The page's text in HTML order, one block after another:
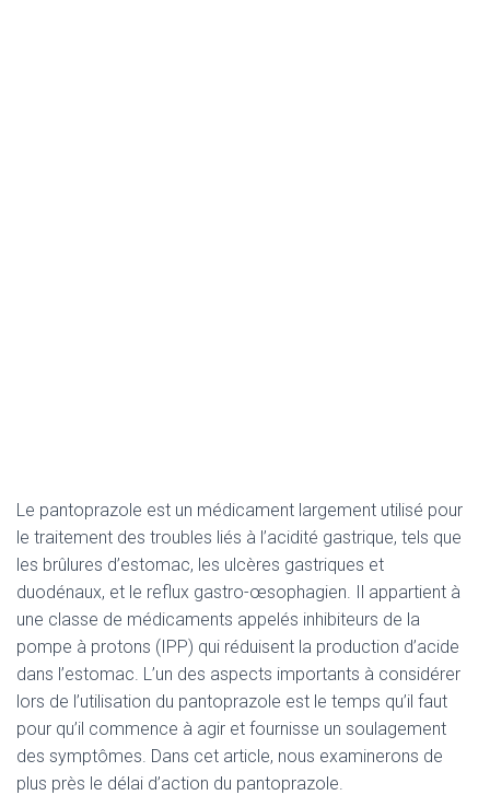
Le pantoprazole est un médicament largement utilisé pour
le traitement des troubles liés à l’acidité gastrique, tels que
les brûlures d’estomac, les ulcères gastriques et
duodénaux, et le reflux gastro-œsophagien. Il appartient à
une classe de médicaments appelés inhibiteurs de la
pompe à protons (IPP) qui réduisent la production d’acide
dans l’estomac. L’un des aspects importants à considérer
lors de l’utilisation du pantoprazole est le temps qu’il faut
pour qu’il commence à agir et fournisse un soulagement
des symptômes. Dans cet article, nous examinerons de
plus près le délai d’action du pantoprazole.